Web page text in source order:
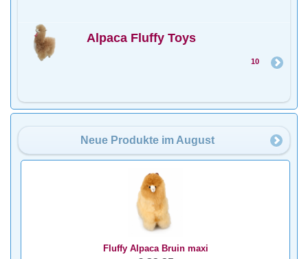
Alpaca Fluffy Toys
10
Neue Produkte im August
Fluffy Alpaca Bruin maxi